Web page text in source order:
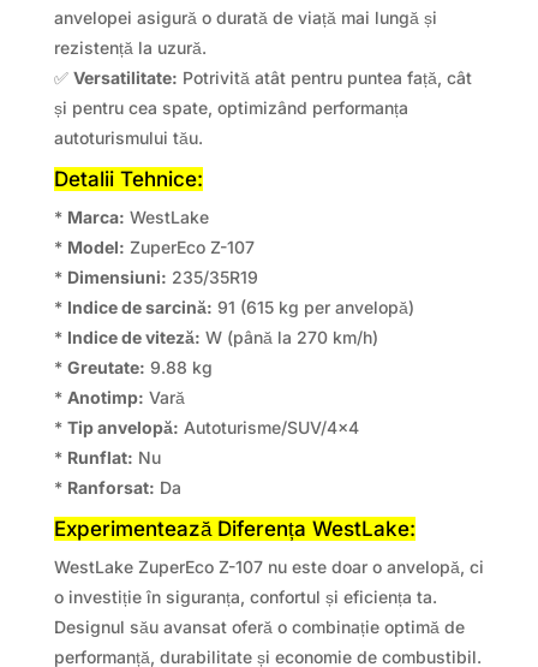
anvelopei asigură o durată de viață mai lungă și
rezistență la uzură.
✅ Versatilitate: Potrivită atât pentru puntea față, cât
și pentru cea spate, optimizând performanța
autoturismului tău.
Detalii Tehnice:
* Marca: WestLake
* Model: ZuperEco Z-107
* Dimensiuni: 235/35R19
* Indice de sarcină: 91 (615 kg per anvelopă)
* Indice de viteză: W (până la 270 km/h)
* Greutate: 9.88 kg
* Anotimp: Vară
* Tip anvelopă: Autoturisme/SUV/4×4
* Runflat: Nu
* Ranforsat: Da
Experimentează Diferența WestLake:
WestLake ZuperEco Z-107 nu este doar o anvelopă, ci
o investiție în siguranța, confortul și eficiența ta.
Designul său avansat oferă o combinație optimă de
performanță, durabilitate și economie de combustibil.